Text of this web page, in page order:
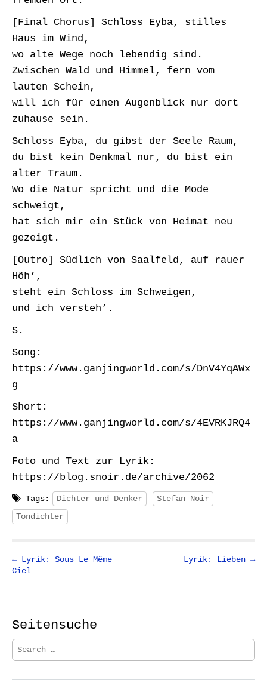
[Final Chorus] Schloss Eyba, stilles
Haus im Wind,
wo alte Wege noch lebendig sind.
Zwischen Wald und Himmel, fern vom
lauten Schein,
will ich für einen Augenblick nur dort
zuhause sein.
Schloss Eyba, du gibst der Seele Raum,
du bist kein Denkmal nur, du bist ein
alter Traum.
Wo die Natur spricht und die Mode
schweigt,
hat sich mir ein Stück von Heimat neu
gezeigt.
[Outro] Südlich von Saalfeld, auf rauer
Höh’,
steht ein Schloss im Schweigen,
und ich versteh’.
S.
Song:
https://www.ganjingworld.com/s/DnV4YqAWx
g
Short:
https://www.ganjingworld.com/s/4EVRKJRQ4
a
Foto und Text zur Lyrik:
https://blog.snoir.de/archive/2062
Tags: Dichter und Denker
Stefan Noir
Tondichter
P
o
n
a
v
← Lyrik: Sous Le Même
Ciel
Lyrik: Lieben →
Seitensuche
S
e
r